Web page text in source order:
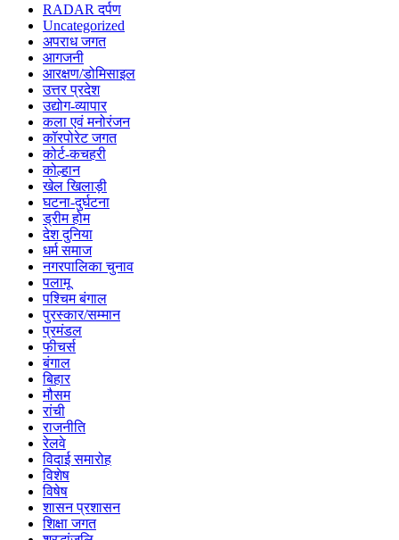
RADAR दर्पण
Uncategorized
अपराध जगत
आगजनी
आरक्षण/डोमिसाइल
उत्तर प्रदेश
उद्योग-व्यापार
कला एवं मनोरंजन
कॉरपोरेट जगत
कोर्ट-कचहरी
कोल्हान
खेल खिलाड़ी
घटना-दुर्घटना
ड्रीम होम
देश दुनिया
धर्म समाज
नगरपालिका चुनाव
पलामू
पश्चिम बंगाल
पुरस्कार/सम्मान
प्रमंडल
फीचर्स
बंगाल
बिहार
मौसम
रांची
राजनीति
रेलवे
विदाई समारोह
विशेष
विषेष
शासन प्रशासन
शिक्षा जगत